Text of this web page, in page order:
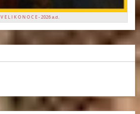
V E L I K O N O C E - 2026 a.d.